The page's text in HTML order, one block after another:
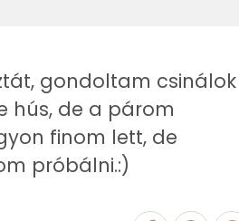
2477.7 g
gondoltam csinálok
hús, de a párom
finom lett, de
próbálni.:)